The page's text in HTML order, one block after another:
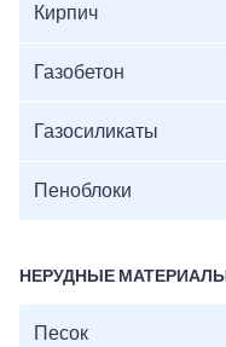
Кирпич
Газобетон
Газосиликаты
Пеноблоки
НЕРУДНЫЕ МАТЕРИАЛЫ
Песок